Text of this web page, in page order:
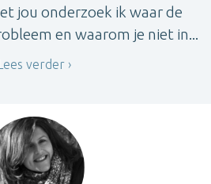
jou onderzoek ik waar de
en waarom je niet in...
verder